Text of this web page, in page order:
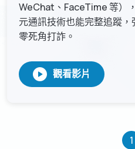
WeChat、FaceTime 等）
元通訊技術也能完整追蹤
零死角打詐。
1